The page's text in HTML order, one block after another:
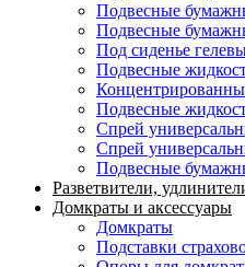
Подвесные
Подвесные
Под сиденье
Подвесные
Подвесные
Спрей
Спрей
Подвесные
Разветвители,
Домкраты и аксессуары
Домкраты
Подставки